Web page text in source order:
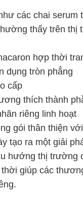
các chai serum
thấy trên thị
hợp thời
dụng tròn phẳng
cấp
thích thành
riêng linh hoạt
gói thân thiện
tạo ra một giải
hướng thị trường
giúp các